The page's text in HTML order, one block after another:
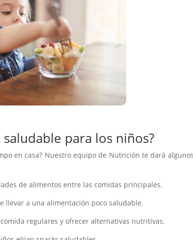
para los niños?
en casa? Nuestro equipo de Nutrición te dará
de alimentos entre las comidas principales.
llevar a una alimentación poco saludable.
regulares y ofrecer alternativas nutritivas.